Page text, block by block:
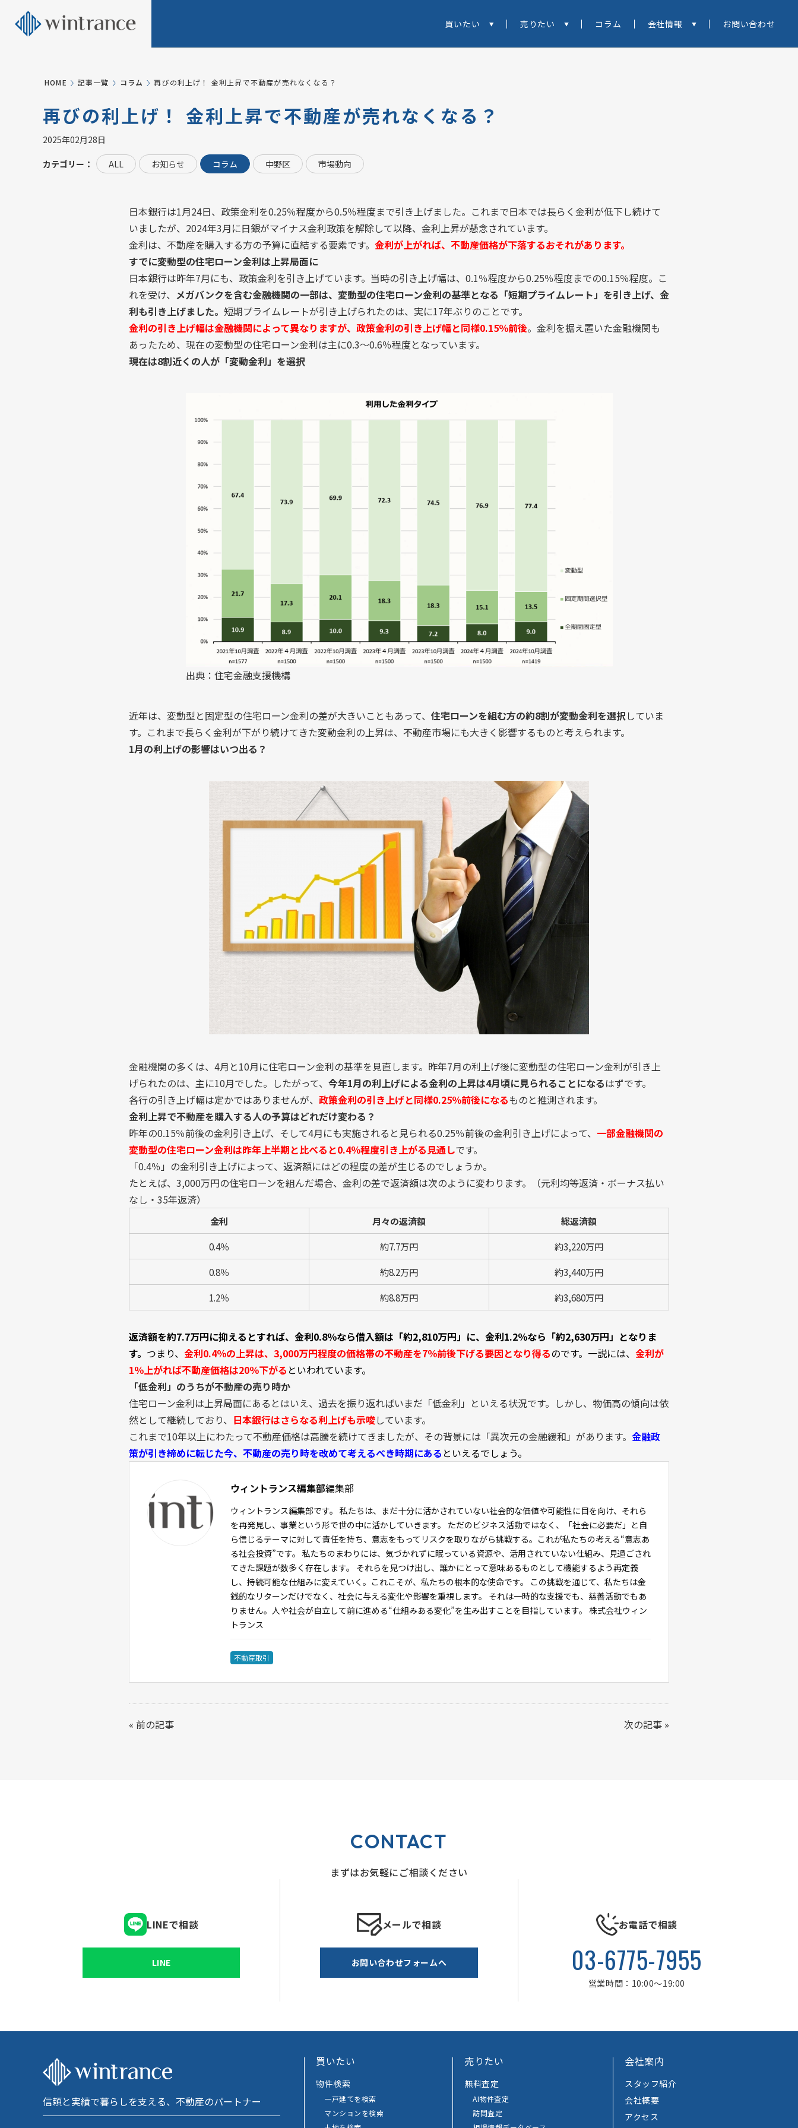
買いたい 売りたい コラム 会社情報 お問い合わせ
HOME 記事一覧 コラム 再びの利上げ！ 金利上昇で不動産が売れなくなる？
再びの利上げ！ 金利上昇で不動産が売れなくなる？
2025年02月28日
カテゴリー： ALL お知らせ コラム 中野区 市場動向
日本銀行は1月24日、政策金利を0.25％程度から0.5％程度まで引き上げました。これまで日本では長らく金利が低下し続けて
いましたが、2024年3月に日銀がマイナス金利政策を解除して以降、金利上昇が懸念されています。
金利は、不動産を購入する方の予算に直結する要素です。 金利が上がれば、不動産価格が下落するおそれがあります。
すでに変動型の住宅ローン金利は上昇局面に
日本銀行は昨年7月にも、政策金利を引き上げています。当時の引き上げ幅は、0.1％程度から0.25％程度までの0.15％程度。こ
れを受け、 メガバンクを含む金融機関の一部は、変動型の住宅ローン金利の基準となる「短期プライムレート」を引き上げ、金
利も引き上げました。 短期プライムレートが引き上げられたのは、実に17年ぶりのことです。
金利の引き上げ幅は金融機関によって異なりますが、政策金利の引き上げ幅と同様0.15％前後。金利を据え置いた金融機関も
あったため、現在の変動型の住宅ローン金利は主に0.3〜0.6％程度となっています。
現在は8割近くの人が「変動金利」を選択
出典：住宅金融支援機構
近年は、変動型と固定型の住宅ローン金利の差が大きいこともあって、 住宅ローンを組む方の約8割が変動金利を選択 していま
す。これまで長らく金利が下がり続けてきた変動金利の上昇は、不動産市場にも大きく影響するものと考えられます。
1月の利上げの影響はいつ出る？
金融機関の多くは、4月と10月に住宅ローン金利の基準を見直します。昨年7月の利上げ後に変動型の住宅ローン金利が引き上
げられたのは、主に10月でした。したがって、 今年1月の利上げによる金利の上昇は4月頃に見られることになるはずです。
各行の引き上げ幅は定かではありませんが、 政策金利の引き上げと同様0.25％前後になるものと推測されます。
金利上昇で不動産を購入する人の予算はどれだけ変わる？
昨年の0.15％前後の金利引き上げ、そして4月にも実施されると見られる0.25％前後の金利引き上げによって、 一部金融機関の
変動型の住宅ローン金利は昨年上半期と比べると0.4％程度引き上がる見通しです。
「0.4％」の金利引き上げによって、返済額にはどの程度の差が生じるのでしょうか。
たとえば、3,000万円の住宅ローンを組んだ場合、金利の差で返済額は次のように変わります。（元利均等返済・ボーナス払い
なし・35年返済）
金利 月々の返済額
総返済額
0.4％
約7.7万円
約3,220万円
0.8％
約8.2万円
約3,440万円
1.2％
約8.8万円 約3,680万円
返済額を約7.7万円に抑えるとすれば、金利0.8％なら借入額は「約2,810万円」に、金利1.2％なら「約2,630万円」となりま
す。 つまり、 金利0.4％の上昇は、3,000万円程度の価格帯の不動産を7％前後下げる要因となり得るのです。一説には、 金利が
1％上がれば不動産価格は20％下がる といわれています。
「低金利」のうちが不動産の売り時か
住宅ローン金利は上昇局面にあるとはいえ、過去を振り返ればいまだ「低金利」といえる状況です。しかし、物価高の傾向は依
然として継続しており、 日本銀行はさらなる利上げも示唆しています。
これまで10年以上にわたって不動産価格は高騰を続けてきましたが、その背景には「異次元の金融緩和」があります。 金融政
策が引き締めに転じた今、不動産の売り時を改めて考えるべき時期にある といえるでしょう。
ウィントランス編集部編集部
ウィントランス編集部です。 私たちは、まだ十分に活かされていない社会的な価値や可能性に目を向け、それら
を再発見し、事業という形で世の中に活かしていきます。 ただのビジネス活動ではなく、「社会に必要だ」と自
ら信じるテーマに対して責任を持ち、意志をもってリスクを取りながら挑戦する。これが私たちの考える“意志あ
る社会投資”です。 私たちのまわりには、気づかれずに眠っている資源や、活用されていない仕組み、見過ごされ
てきた課題が数多く存在します。 それらを見つけ出し、誰かにとって意味あるものとして機能するよう再定義
し、持続可能な仕組みに変えていく。これこそが、私たちの根本的な使命です。 この挑戦を通じて、私たちは金
銭的なリターンだけでなく、社会に与える変化や影響を重視します。 それは一時的な支援でも、慈善活動でもあ
りません。人や社会が自立して前に進める“仕組みある変化”を生み出すことを目指しています。 株式会社ウィン
トランス
不動産取引
« 前の記事 次の記事 »
CONTACT
まずはお気軽にご相談ください
LINEで相談
LINE
メールで相談
お問い合わせフォームへ
お電話で相談
03-6775-7955
営業時間：10:00～19:00
信頼と実績で暮らしを支える、不動産のパートナー
買いたい
物件検索
一戸建てを検索
マンションを検索
売りたい
無料査定
AI物件査定
訪問査定
会社案内
スタッフ紹介
会社概要
アクセス